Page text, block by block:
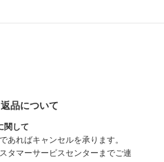
品について
関して
あればキャンセルを承ります。
タマーサービスセンターまでご連